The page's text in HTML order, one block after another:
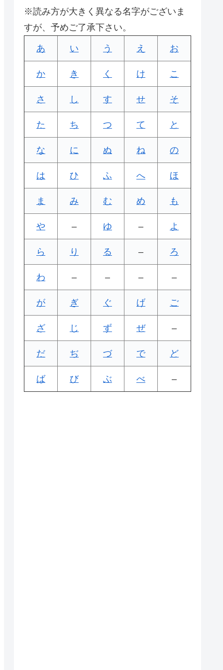
※読み方が大きく異なる名字がございま
すが、予めご了承下さい。
あ い う え お
か き く け こ
さ し す せ そ
た ち つ て と
な に ぬ ね の
は ひ ふ へ ほ
ま み む め も
や – ゆ – よ
ら り る – ろ
わ – – – –
が ぎ ぐ げ ご
ざ じ ず ぜ –
だ ぢ づ で ど
ば び ぶ べ –